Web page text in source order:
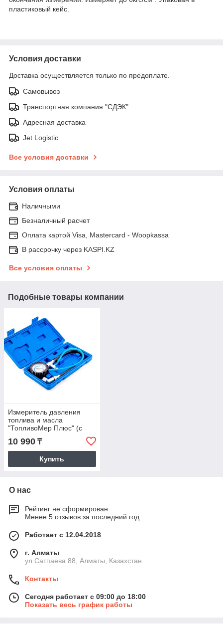
пластиковый кейс.
Условия доставки
Доставка осуществляется только по предоплате.
Самовывоз
Транспортная компания "СДЭК"
Адресная доставка
Jet Logistic
Все условия доставки
Условия оплаты
Наличными
Безналичный расчет
Оплата картой Visa, Mastercard - Woopkassa
В рассрочку через KASPI.KZ
Все условия оплаты
Подобные товары компании
Измеритель давления
топлива и масла
"ТопливоМер Плюс" (с
10 990 ₸
Купить
О нас
Рейтинг не сформирован
Менее 5 отзывов за последний год
Работает с 12.04.2018
г. Алматы
ул.Сатпаева 88, Алматы, Казахстан
Контакты
Сегодня работает с 09:00 до 18:00
Показать весь график работы